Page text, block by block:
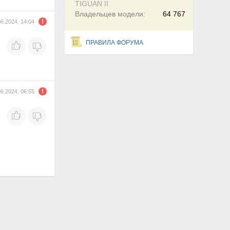
TIGUAN II
64 767
Владельцев модели:
ПРАВИЛА ФОРУМА
14:04
06:55